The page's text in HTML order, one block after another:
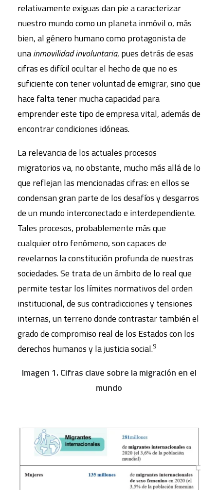
relativamente exiguas dan pie a caracterizar
nuestro mundo como un planeta inmóvil o, más
bien, al género humano como protagonista de
unainmovilidad involuntaria, pues detrás de esas
cifras es difícil ocultar el hecho de que no es
suficiente con tener voluntad de emigrar, sino que
hace falta tener mucha capacidad para
emprender este tipo de empresa vital, además de
encontrar condiciones idóneas.
La relevancia de los actuales procesos
migratorios va, no obstante, mucho más allá de lo
que reflejan las mencionadas cifras: en ellos se
condensan gran parte de los desafíos y desgarros
de un mundo interconectado e interdependiente.
Tales procesos, probablemente más que
cualquier otro fenómeno, son capaces de
revelarnos la constitución profunda de nuestras
sociedades. Se trata de un ámbito de lo real que
permite testar los límites normativos del orden
institucional, de sus contradicciones y tensiones
internas, un terreno donde contrastar también el
grado de compromiso real de los Estados con los
derechos humanos y la justicia social.9
Imagen 1. Cifras clave sobre la migración en el
mundo